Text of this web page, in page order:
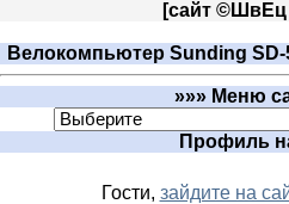
[сайт
Велокомпьютер Sunding SD-
»»» Меню
Профиль
Гости, зайдите на